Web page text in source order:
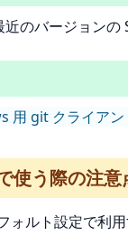
のバージョンの
用 git クライアン
使う際の注意
ルト設定で利